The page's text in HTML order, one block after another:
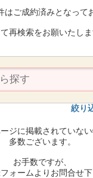
はご成約済みとなって
再検索をお願いたしま
絞り
ジに掲載されていな
多数ございます。
お手数ですが、
ォームよりお問合せ下